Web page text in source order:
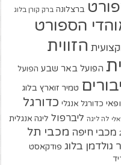
ברצלונה ברק קורן בלוג
הספורט
הזווית
הפועל באר שבע הפועל
טמיר זוארץ בלוג
כדורגל אנגלי כדורגל
לה ליגה ליברפול ליגה אנגלית
מכבי חיפה מכבי תל
גולדמן בלוג פודקאסט